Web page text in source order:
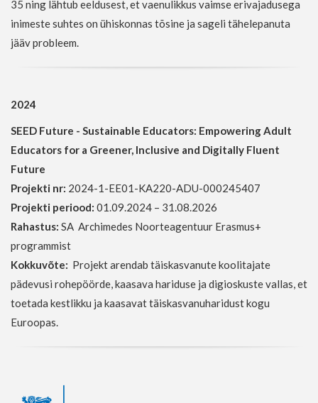
35 ning lähtub eeldusest, et vaenulikkus vaimse erivajadusega
inimeste suhtes on ühiskonnas tõsine ja sageli tähelepanuta
jääv probleem.
2024
SEED Future - Sustainable Educators: Empowering Adult
Educators for a Greener, Inclusive and Digitally Fluent
Future
Projekti nr: 2024-1-EE01-KA220-ADU-000245407
Projekti periood: 01.09.2024 – 31.08.2026
Rahastus: SA Archimedes Noorteagentuur Erasmus+
programmist
Kokkuvõte: Projekt arendab täiskasvanute koolitajate
pädevusi rohepöörde, kaasava hariduse ja digioskuste vallas, et
toetada kestlikku ja kaasavat täiskasvanuharidust kogu
Euroopas.